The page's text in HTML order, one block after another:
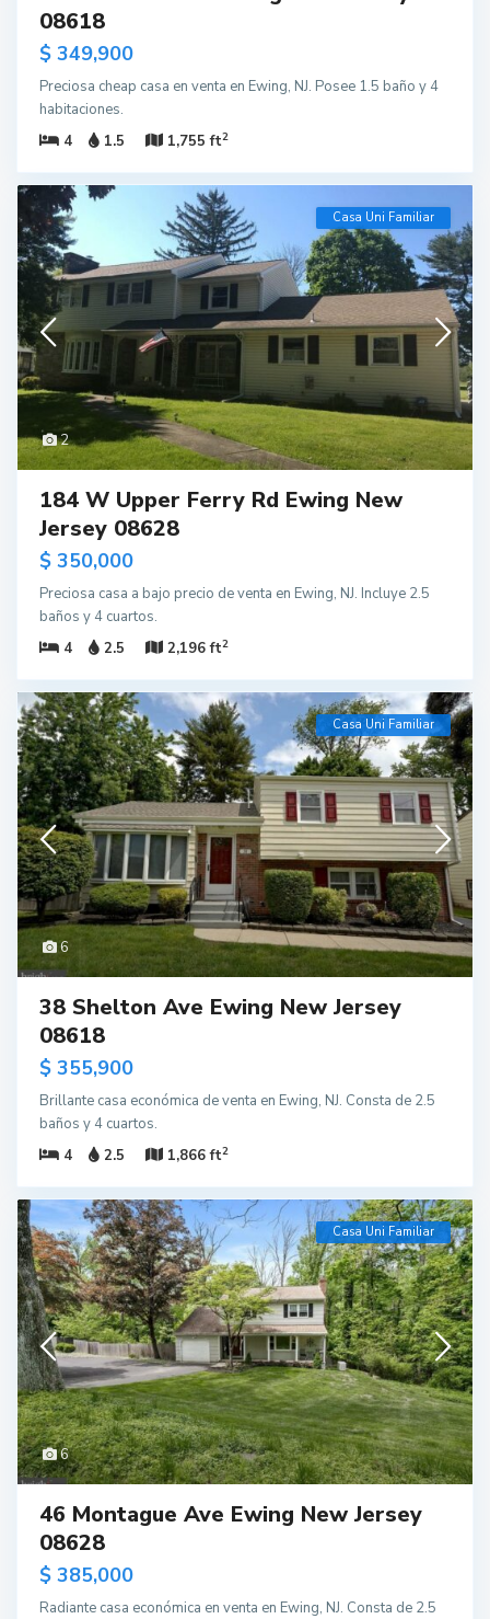
08618
$ 349,900
Preciosa cheap casa en venta en Ewing, NJ. Posee 1.5 baño y 4
habitaciones.
4
1.5 1,755 ft2
2
Casa Uni Familiar
184 W Upper Ferry Rd Ewing New
Jersey 08628
$ 350,000
Preciosa casa a bajo precio de venta en Ewing, NJ. Incluye 2.5
baños y 4 cuartos.
4
2.5 2,196 ft2
6
Casa Uni Familiar
38 Shelton Ave Ewing New Jersey
08618
$ 355,900
Brillante casa económica de venta en Ewing, NJ. Consta de 2.5
baños y 4 cuartos.
4
2.5 1,866 ft2
6
Casa Uni Familiar
46 Montague Ave Ewing New Jersey
08628
$ 385,000
Radiante casa económica en venta en Ewing, NJ. Consta de 2.5